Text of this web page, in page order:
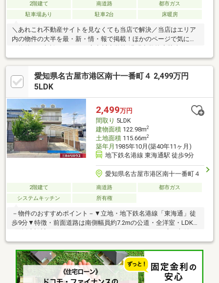
2階建て 南道路
都市ガス
駐車場あり
駐車2台 床暖房
＼あれこれ不動産サイトを見なくても当店で解決／当店はエリア
内の物件の大半を最・新・情・報で掲載！ほかのページで気にな
ス：並列２台◆カーポート付きで雨の日も安心◆室内丁寧に使用
されています※写真をクリックすると、詳細をご覧いただけま
す。＝＝＝＝＝＝＝＝＝＝＝＝＝＝＝＝＝＝＝＝＝＝＝＝＝《ぜ
ひ、現地をご見学してみてください》やはり「立地」は重要で
＝＝＝＝＝＝＝＝＝＝＝＝＝＝＝＝＝＝＝＝＝＝＝
愛知県名古屋市港区南十一番町４ 2,499万円
5LDK
2,499万円
間取り 5LDK
建物面積122.98m2
土地面積115.66m2
築年月 1985年10月(築40年11ヶ月)
地下鉄名港線 東海通駅 徒歩9分
愛知県名古屋市港区南十一番町４
2階建て 南道路
都市ガス
システムキッチン
所有権
－物件のおすすめポイント－▼立地・地下鉄名港線「東海通」徒
歩9分▼特徴・前面道路は南側幅員約7.2mの公道・全洋室・LDKは
納戸等の収納有・床の間・仏間付の和室は多用途に活用可能・洋
室2室に面した南向きバルコニー▼設備・追い焚き機能・温水洗浄
便座▼周辺環境・名古屋市立東海小学校 徒歩6分(約450m)・マッ
クスバリュ港十番店 徒歩5分(約400m)・東海公園 徒歩3分(約
170m)■ ご希望の住まい探しをお手伝いします ━━━━━・・・